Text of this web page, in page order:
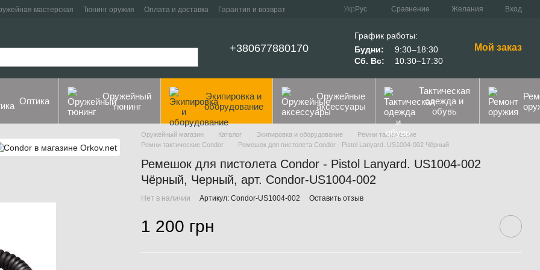
мастерская Тюнинг оружия Оплата и доставка
Гарантия и возврат
Укр Рус Сравнение Желания Вход
+380677880170
График работы:
Будни:
9:30–18:30
Сб. Вс:
10:30–17:30
Мой заказ
Оптика
Оружейный
тюнинг
Экипировка и
оборудование
Оружейные
аксессуары
Тактическая
одежда и
обувь
Оружейный магазин Каталог Экипировка и оборудование
Ремни тактические
Ремни тактические Condor
Ремешок для пистолета Condor - Pistol Lanyard. US1004-002 Чёрный
Ремешок для пистолета Condor - Pistol Lanyard. US1004-002
Чёрный, Черный, арт. Condor-US1004-002
Нет в наличии Артикул: Condor-US1004-002 Оставить отзыв
1 200 грн